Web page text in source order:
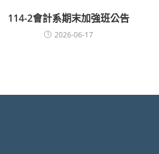
114-2會計系期末加強班公告
2026-06-17